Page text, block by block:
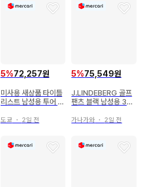
5%72,257원
미사용 새상품 타이틀
리스트 남성용 투어 오
도쿄 ・ 2일 전
5%75,549원
J.LINDEBERG 골프
팬츠 블랙 남성용 33
가나가와 ・ 2일 전